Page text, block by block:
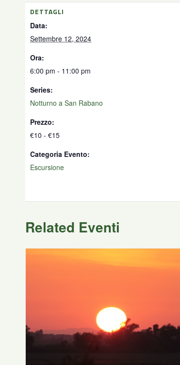
DETTAGLI
Data:
Settembre 12, 2024
Ora:
6:00 pm - 11:00 pm
Series:
Notturno a San Rabano
Prezzo:
€10 - €15
Categoria Evento:
Escursione
Related Eventi